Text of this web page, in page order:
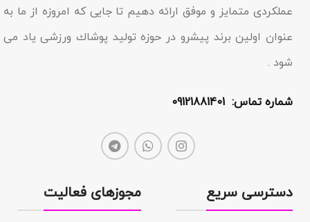
عملکردى متمایز و موفق ارائه دهیم تا جایى که امروزه از ما به
عنوان اولین برند پیشرو در حوزه تولید پوشاك ورزشی یاد مى
شود .
شماره تماس: 09121881401
دسترسی سریع مجوزهای فعالیت